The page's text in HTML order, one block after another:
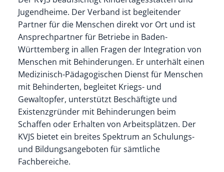
Jugendheime. Der Verband ist begleitender
Partner für die Menschen direkt vor Ort und ist
Ansprechpartner für Betriebe in Baden-
Württemberg in allen Fragen der Integration von
Menschen mit Behinderungen. Er unterhält einen
Medizinisch-Pädagogischen Dienst für Menschen
mit Behinderten, begleitet Kriegs- und
Gewaltopfer, unterstützt Beschäftigte und
Existenzgründer mit Behinderungen beim
Schaffen oder Erhalten von Arbeitsplätzen. Der
KVJS bietet ein breites Spektrum an Schulungs-
und Bildungsangeboten für sämtliche
Fachbereiche.